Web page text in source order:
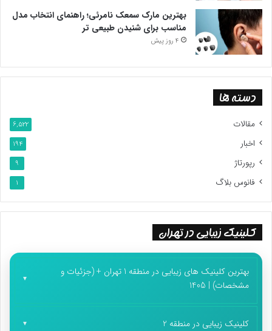
بهترین مارک سمعک نامرئی؛ راهنمای انتخاب مدل
مناسب برای شنیدن طبیعی تر
4 روز پیش
دسته ها
مقالات 6,522
اخبار 194
رپورتاژ 9
فانوس بلاگ 1
کلینیک زیبایی در تهران
بهترین کلینیک های زیبایی در منطقه 1 تهران + (جزئیات و
مشخصات) | 1405
کلینیک زیبایی در منطقه 2